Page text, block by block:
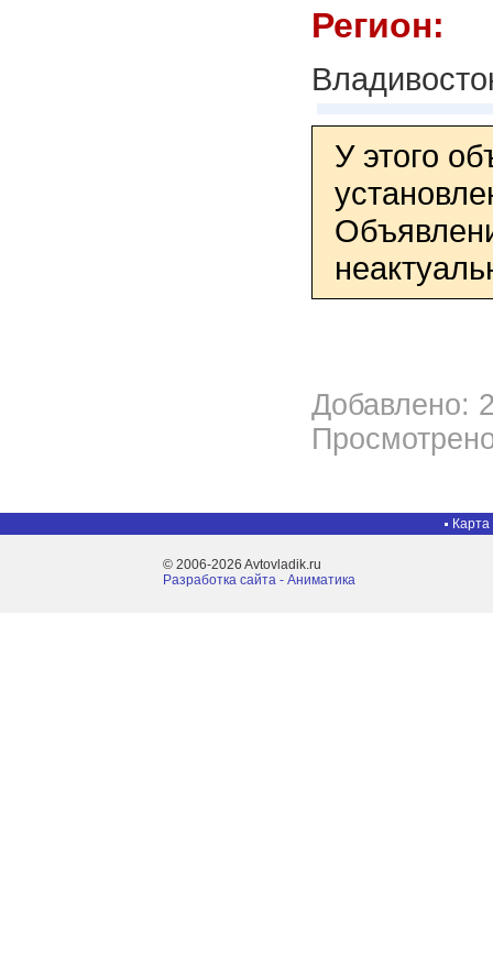
Регион:
У этого
Добавлено:
Карта
© 2006-2026 Avtovladik.ru
Разработка сайта - Aниматика